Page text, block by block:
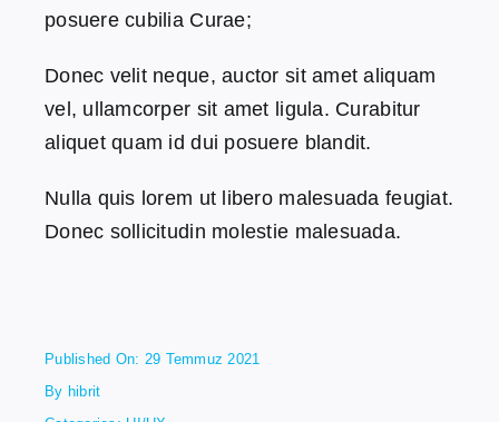
posuere cubilia Curae;
Donec velit neque, auctor sit amet aliquam
vel, ullamcorper sit amet ligula. Curabitur
aliquet quam id dui posuere blandit.
Nulla quis lorem ut libero malesuada feugiat.
Donec sollicitudin molestie malesuada.
Published On: 29 Temmuz 2021
By hibrit